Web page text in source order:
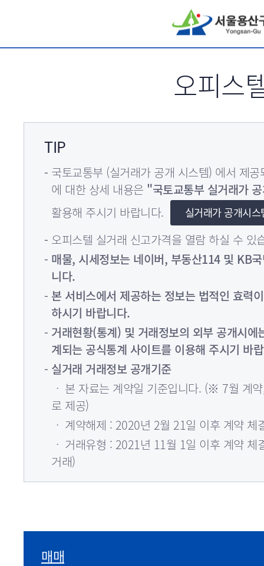
오피스
TIP
국토교통부 (실거래가 공개 시스템) 에서 제
에 대한 상세 내용은 "국토교통부 실거래가
활용해 주시기 바랍니다.
실거래가 공개시
오피스텔 실거래 신고가격을 열람 하실 수 있
매물, 시세정보는 네이버, 부동산114 및 KB
니다.
본 서비스에서 제공하는 정보는 법적인 효력
하시기 바랍니다.
거래현황(통계) 및 거래정보의 외부 공개시에
계되는 공식통계 사이트를 이용해 주시기 바
실거래 거래정보 공개기준
ㆍ 본 자료는 계약일 기준입니다. (※ 7월 계
로 제공)
ㆍ 계약해제 : 2020년 2월 21일 이후 계약 체
ㆍ 거래유형 : 2021년 11월 1일 이후 계약
거래)
매매